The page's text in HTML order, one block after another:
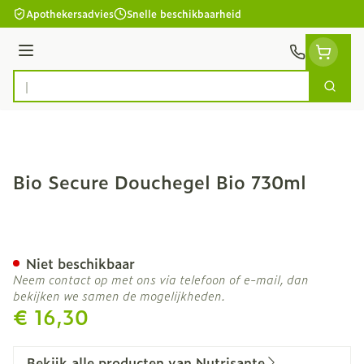
Ga naar de inhoud
Apothekersadvies Snelle beschikbaarheid
Menu
Product, merk, categorie...
Zoek
Bio Secure Douchegel Bio 730ml
€ 16,30
Niet beschikbaar
Neem contact op met ons via telefoon of e-mail, dan
bekijken we samen de mogelijkheden.